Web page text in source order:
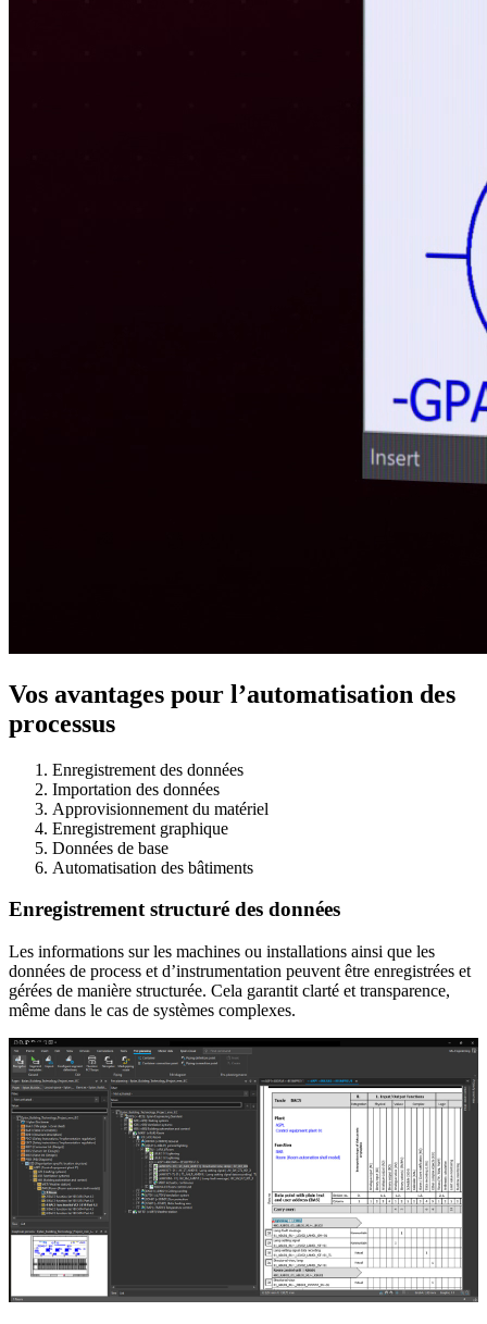
Vos avantages pour l’automatisation des
processus
Enregistrement des données
Importation des données
Approvisionnement du matériel
Enregistrement graphique
Données de base
Automatisation des bâtiments
Enregistrement structuré des données
Les informations sur les machines ou installations ainsi que les
données de process et d’instrumentation peuvent être enregistrées et
gérées de manière structurée. Cela garantit clarté et transparence,
même dans le cas de systèmes complexes.